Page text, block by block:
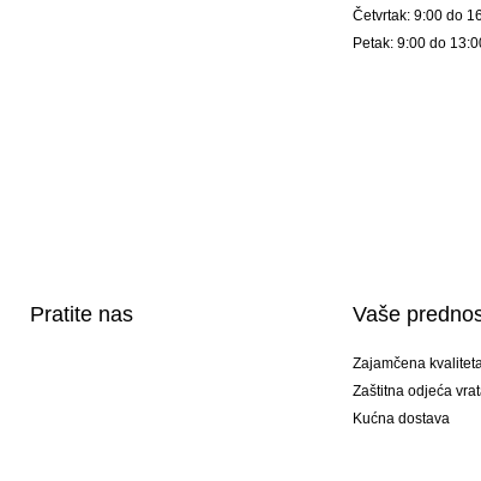
Četvrtak: 9:00 do
Petak: 9:00 do
Pratite nas Vaše
Zajamčena
Zaštitna odjeća
Kućna dostava